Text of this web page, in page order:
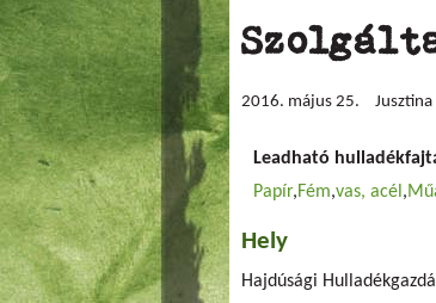
2016. május 25. Jusztina
Leadható
Papír Fém vas, acél
Hely
Hajdúsági